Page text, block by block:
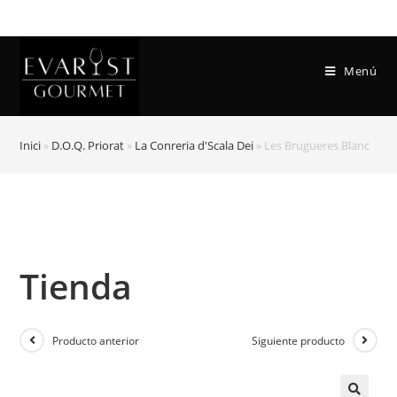
Menú
Inici » D.O.Q. Priorat » La Conreria d'Scala Dei » Les Brugueres Blanc
Tienda
Producto anterior Siguiente producto